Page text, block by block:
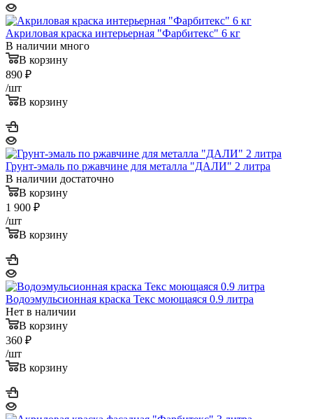
Акриловая краска интерьерная "Фарбитекс" 6 кг
В наличии много
В корзину
890 ₽
/шт
В корзину
Грунт-эмаль по ржавчине для металла "ДАЛИ" 2 литра
В наличии достаточно
В корзину
1 900 ₽
/шт
В корзину
Водоэмульсионная краска Текс моющаяся 0.9 литра
Нет в наличии
В корзину
360 ₽
/шт
В корзину